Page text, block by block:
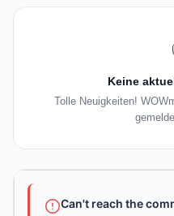
Keine
Tolle Neuigkeiten!
Can't reach the